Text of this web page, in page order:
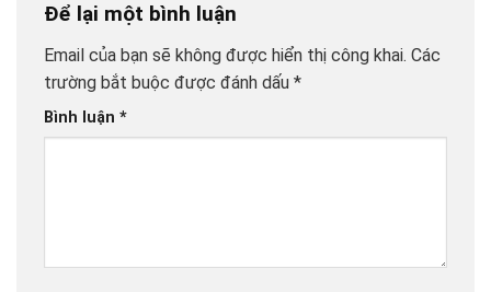
Để lại một bình luận
Email của bạn sẽ không được hiển thị công khai. Các
trường bắt buộc được đánh dấu *
Bình luận *